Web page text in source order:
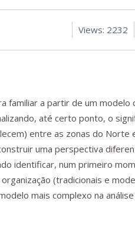
Views: 2232
familiar a partir de um
até certo ponto, o
entre as zonas do Norte
uma perspectiva
identificar, num primeiro
(tradicionais e
mais complexo na